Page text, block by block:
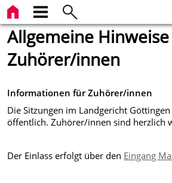
Allgemeine
Zuhörer/innen
Informationen für Zuhörer/innen
Die Sitzungen im Landgericht
öffentlich. Zuhörer/innen sind herzlich
Der Einlass erfolgt über den Eingang